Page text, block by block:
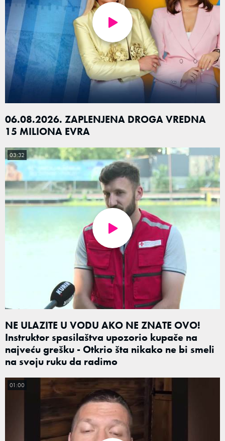
06.08.2026. ZAPLENJENA DROGA VREDNA
15 MILIONA EVRA
NE ULAZITE U VODU AKO NE ZNATE OVO!
Instruktor spasilaštva upozorio kupače na
najveću grešku - Otkrio šta nikako ne bi smeli
na svoju ruku da radimo
03:32
01:00